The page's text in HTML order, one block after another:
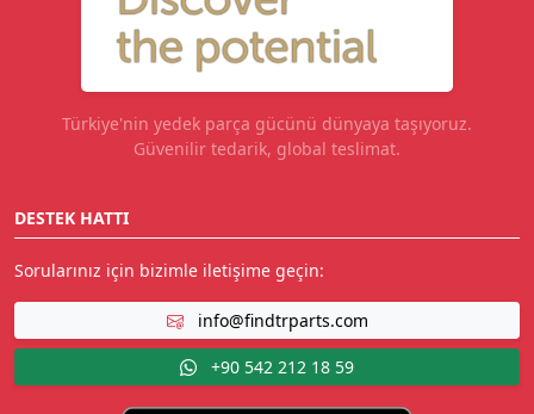
Türkiye'nin yedek parça gücünü dünyaya taşıyoruz.
Güvenilir tedarik, global teslimat.
DESTEK HATTI
Sorularınız için bizimle iletişime geçin:
info@findtrparts.com
+90 542 212 18 59